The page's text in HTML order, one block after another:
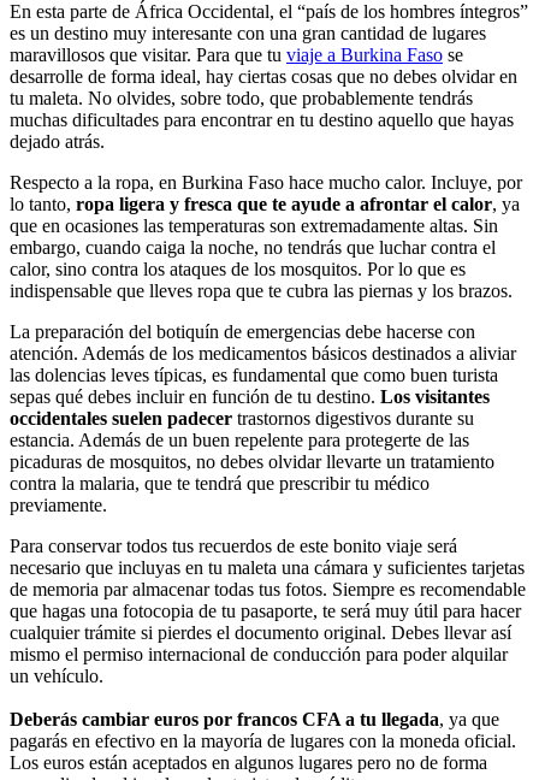
En esta parte de África Occidental, el “país de los hombres íntegros”
es un destino muy interesante con una gran cantidad de lugares
maravillosos que visitar. Para que tu viaje a Burkina Faso se
desarrolle de forma ideal, hay ciertas cosas que no debes olvidar en
tu maleta. No olvides, sobre todo, que probablemente tendrás
muchas dificultades para encontrar en tu destino aquello que hayas
dejado atrás.
Respecto a la ropa, en Burkina Faso hace mucho calor. Incluye, por
lo tanto, ropa ligera y fresca que te ayude a afrontar el calor, ya
que en ocasiones las temperaturas son extremadamente altas. Sin
embargo, cuando caiga la noche, no tendrás que luchar contra el
calor, sino contra los ataques de los mosquitos. Por lo que es
indispensable que lleves ropa que te cubra las piernas y los brazos.
La preparación del botiquín de emergencias debe hacerse con
atención. Además de los medicamentos básicos destinados a aliviar
las dolencias leves típicas, es fundamental que como buen turista
sepas qué debes incluir en función de tu destino. Los visitantes
occidentales suelen padecer trastornos digestivos durante su
estancia. Además de un buen repelente para protegerte de las
picaduras de mosquitos, no debes olvidar llevarte un tratamiento
contra la malaria, que te tendrá que prescribir tu médico
previamente.
Para conservar todos tus recuerdos de este bonito viaje será
necesario que incluyas en tu maleta una cámara y suficientes tarjetas
de memoria par almacenar todas tus fotos. Siempre es recomendable
que hagas una fotocopia de tu pasaporte, te será muy útil para hacer
cualquier trámite si pierdes el documento original. Debes llevar así
mismo el permiso internacional de conducción para poder alquilar
un vehículo.
Deberás cambiar euros por francos CFA a tu llegada, ya que
pagarás en efectivo en la mayoría de lugares con la moneda oficial.
Los euros están aceptados en algunos lugares pero no de forma